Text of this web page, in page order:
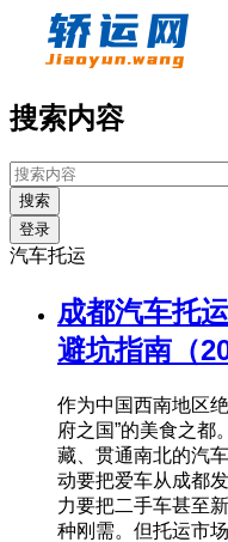
搜索内容
搜索
登录
汽车托运
成都汽车托
避坑指南（
作为中国西南地区
府之国”的美食之都
藏、贯通南北的汽
动要把爱车从成都
力要把二手车甚至
种刚需。但托运市